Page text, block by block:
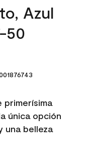
Azul
50
primerísima
única opción
una belleza